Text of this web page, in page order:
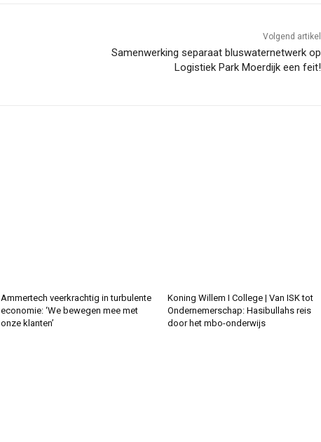
Volgend artikel
Samenwerking separaat bluswaternetwerk op
Logistiek Park Moerdijk een feit!
Ammertech veerkrachtig in turbulente
economie: ‘We bewegen mee met
onze klanten’
Koning Willem I College | Van ISK tot
Ondernemerschap: Hasibullahs reis
door het mbo-onderwijs